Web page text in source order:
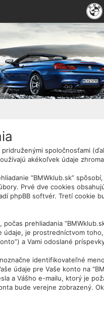
spoločnosťami
akékoľvek údaje
“BMWklub.sk”
Prvé dve cookies
phpBB softvér. Tretí
prehliadania
je prostredníctvom
a Vami odoslané
identifikovateľné
údaje pre Vaše konto na
a Vášho e-mailu, ktorý je
bude verejne zobrazený.